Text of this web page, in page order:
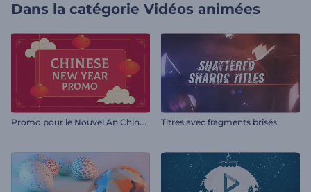
Dans la catégorie Vidéos animées
P
romo pour le Nouvel An Chinois Titres avec fragments brisés